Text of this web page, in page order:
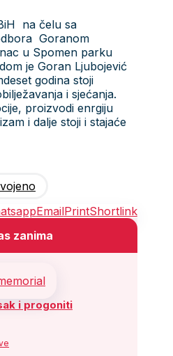
na čelu sa
Goranom
u Spomen parku
je Goran Ljubojević
godina stoji
i sjećanja.
proizvodi enrgiju
i dalje stoji i stajaće
EmailPrintShortlink
zanima
i progoniti